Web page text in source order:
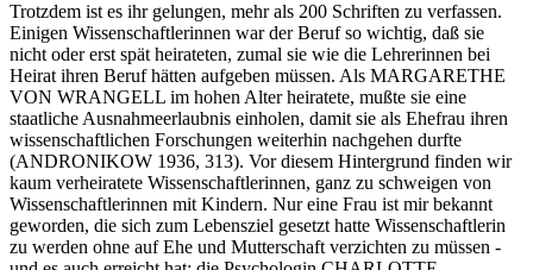
Trotzdem ist es ihr gelungen, mehr als 200 Schriften zu verfassen.
Einigen Wissenschaftlerinnen war der Beruf so wichtig, daß sie
nicht oder erst spät heirateten, zumal sie wie die Lehrerinnen bei
Heirat ihren Beruf hätten aufgeben müssen. Als MARGARETHE
VON WRANGELL im hohen Alter heiratete, mußte sie eine
staatliche Ausnahmeerlaubnis einholen, damit sie als Ehefrau ihren
wissenschaftlichen Forschungen weiterhin nachgehen durfte
(ANDRONIKOW 1936, 313). Vor diesem Hintergrund finden wir
kaum verheiratete Wissenschaftlerinnen, ganz zu schweigen von
Wissenschaftlerinnen mit Kindern. Nur eine Frau ist mir bekannt
geworden, die sich zum Lebensziel gesetzt hatte Wissenschaftlerin
zu werden ohne auf Ehe und Mutterschaft verzichten zu müssen -